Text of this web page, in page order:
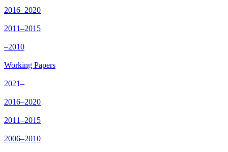
2016–2020
2011–2015
–2010
Working Papers
2021–
2016–2020
2011–2015
2006–2010